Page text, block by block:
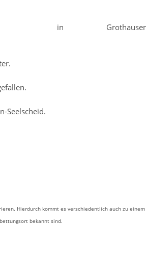
in
Seelscheid.
Hierdurch kommt es verschiedentlich auch zu
bekannt sind.